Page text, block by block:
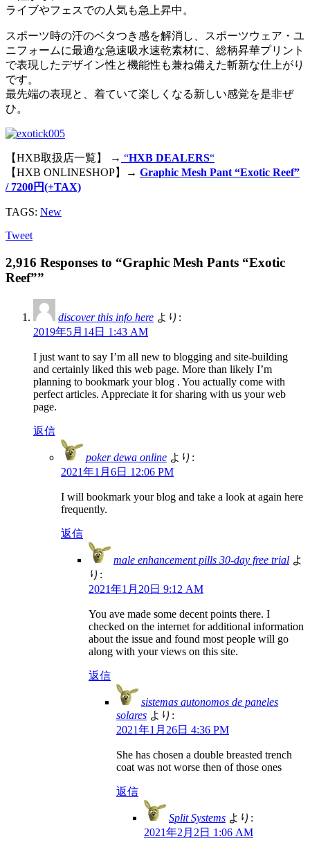
ライブやフェスでの人気も急上昇中。
スポーツ時の汗のベタつき感を解消し、スポーツウェア・ユ
ニフォームに最適な急速吸水速乾素材に、総柄昇華プリント
で表現したデザイン性と機能性も兼ね備えた斬新な仕上がり
です。
最先端の表現と、着ていて楽しくなる新しい感覚を是非ぜ
ひ。
【HXB取扱店一覧】 → “HXB DEALERS“
【HXB ONLINESHOP】→ Graphic Mesh Pant “Exotic Reef”
/ 7200円(+TAX)
TAGS: New
Tweet
2,916 Responses to “Graphic Mesh Pants “Exotic
Reef””
discover this info here より:
2019年5月14日 1:43 AM
I just want to say I’m all new to blogging and site-building
and certainly liked this web page. More than likely I’m
planning to bookmark your blog . You actually come with
perfect articles. Appreciate it for sharing with us your web
page.
返信
poker dewa online より:
2021年1月6日 12:06 PM
I will bookmark your blog and take a look at again here
frequently.
返信
male enhancement pills 30-day free trial よ
り:
2021年1月20日 9:12 AM
You ave made some decent points there. I
checked on the internet for additional information
about the issue and found most people will go
along with your views on this site.
返信
sistemas autonomos de paneles
solares より:
2021年1月26日 4:36 PM
She has chosen a double breasted trench
coat was not worse then of those ones
返信
Split Systems より:
2021年2月2日 1:06 AM